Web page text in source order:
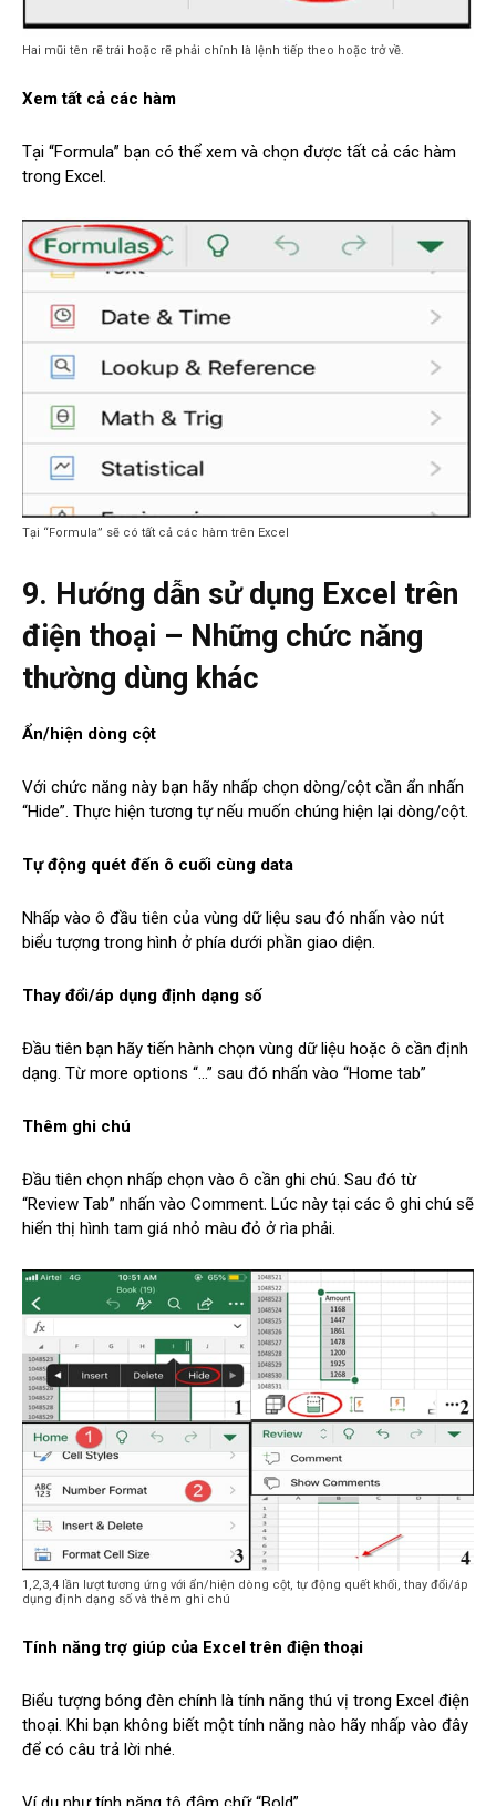
Hai mũi tên rẽ trái hoặc rẽ phải chính là lệnh tiếp theo hoặc trở về.
Xem tất cả các hàm
Tại “Formula” bạn có thể xem và chọn được tất cả các hàm
trong Excel.
Tại “Formula” sẽ có tất cả các hàm trên Excel
9. Hướng dẫn sử dụng Excel trên
điện thoại – Những chức năng
thường dùng khác
Ẩn/hiện dòng cột
Với chức năng này bạn hãy nhấp chọn dòng/cột cần ẩn nhấn
“Hide”. Thực hiện tương tự nếu muốn chúng hiện lại dòng/cột.
Tự động quét đến ô cuối cùng data
Nhấp vào ô đầu tiên của vùng dữ liệu sau đó nhấn vào nút
biểu tượng trong hình ở phía dưới phần giao diện.
Thay đổi/áp dụng định dạng số
Đầu tiên bạn hãy tiến hành chọn vùng dữ liệu hoặc ô cần định
dạng. Từ more options “…” sau đó nhấn vào “Home tab”
Thêm ghi chú
Đầu tiên chọn nhấp chọn vào ô cần ghi chú. Sau đó từ
“Review Tab” nhấn vào Comment. Lúc này tại các ô ghi chú sẽ
hiển thị hình tam giá nhỏ màu đỏ ở rìa phải.
1,2,3,4 lần lượt tương ứng với ẩn/hiện dòng cột, tự động quết khối, thay đổi/áp
dụng định dạng số và thêm ghi chú
Tính năng trợ giúp của Excel trên điện thoại
Biểu tượng bóng đèn chính là tính năng thú vị trong Excel điện
thoại. Khi bạn không biết một tính năng nào hãy nhấp vào đây
để có câu trả lời nhé.